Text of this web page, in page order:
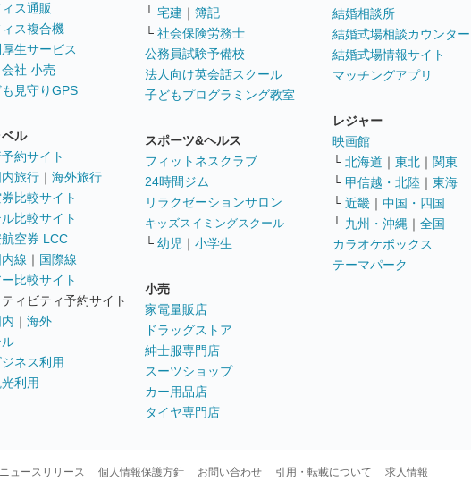
ス通販
ス複合機
生サービス
社 小売
見守りGPS
ベル
約サイト
内旅行 ｜ 海外旅行
比較サイト
比較サイト
空券 LCC
内線 ｜ 国際線
比較サイト
ィビティ予約サイト
｜ 海外
ジネス利用
利用
└ 宅建 ｜ 簿記
└ 社会保険労務士
公務員試験予備校
法人向け英会話スクール
子どもプログラミング教室
スポーツ&ヘルス
フィットネスクラブ
24時間ジム
リラクゼーションサロン
キッズスイミングスクール
└ 幼児 ｜ 小学生
小売
家電量販店
ドラッグストア
紳士服専門店
スーツショップ
カー用品店
タイヤ専門店
結婚相談所
結婚式場相談カウンター
結婚式場情報サイト
マッチングアプリ
レジャー
映画館
└ 北海道 ｜ 東北 ｜ 関東
└ 甲信越・北陸 ｜ 東海
└ 近畿 ｜ 中国・四国
└ 九州・沖縄 ｜ 全国
カラオケボックス
テーマパーク
ニュースリリース 個人情報保護方針 お問い合わせ 引用・転載について 求人情報